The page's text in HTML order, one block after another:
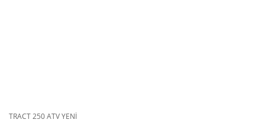
TRACT 250 ATV YENİ